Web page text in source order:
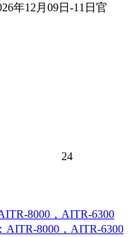
年12月09日-11日官
24
8000，AITR-6300
AITR-8000，AITR-6300